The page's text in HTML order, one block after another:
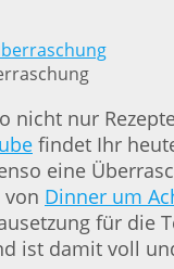
nicht nur
findet Ihr
eine
von Dinner um
für
ist damit voll